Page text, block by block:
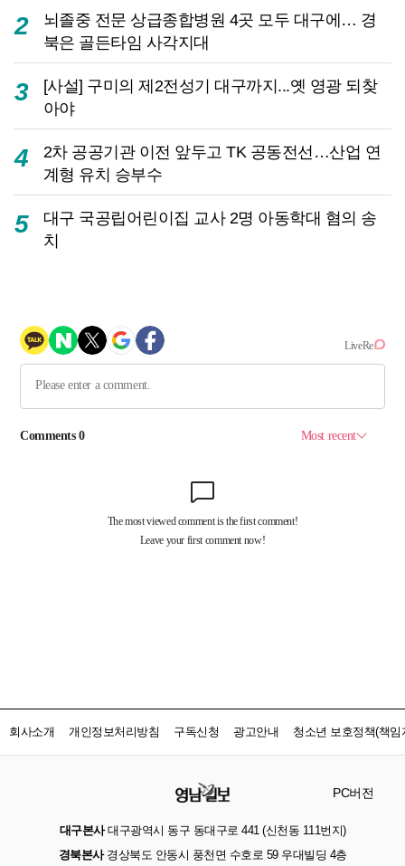
2
뇌졸중 전문 상급종합병원 4곳 모두 대구에… 경
북은 골든타임 사각지대
3
[사설] 구미의 제2전성기 대구까지...옛 영광 되찾
아야
4
2차 공공기관 이전 앞두고 TK 공동전선…산업 연
계형 유치 승부수
5
대구 국공립어린이집 교사 2명 아동학대 혐의 송
치
회사소개 개인정보처리방침 구독신청 광고안내 청소년 보호정책(책임
PC버전
대구본사대구광역시 동구 동대구로 441 (신천동 111번지)
경북본사경상북도 안동시 풍천면 수호로 59 우대빌딩 4층